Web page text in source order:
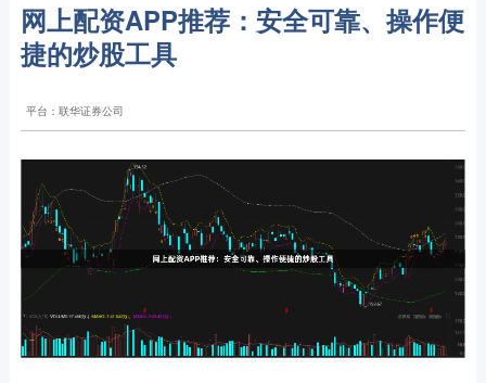
网上配资APP推荐：安全可靠、操作便
捷的炒股工具
平台：联华证券公司